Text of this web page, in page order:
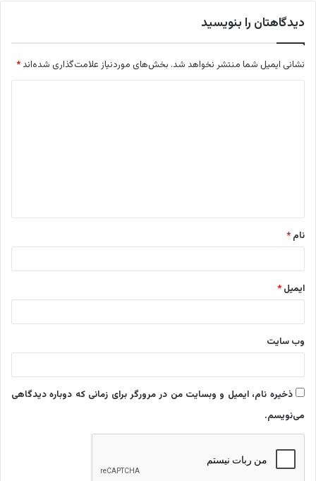
دیدگاهتان را بنویسید
نشانی ایمیل شما منتشر نخواهد شد. بخش‌های موردنیاز علامت‌گذاری شده‌اند *
*
نام *
ایمیل *
وب‌ سایت
ذخیره نام، ایمیل و وبسایت من در مرورگر برای زمانی که دوباره دیدگاهی
می‌نویسم.